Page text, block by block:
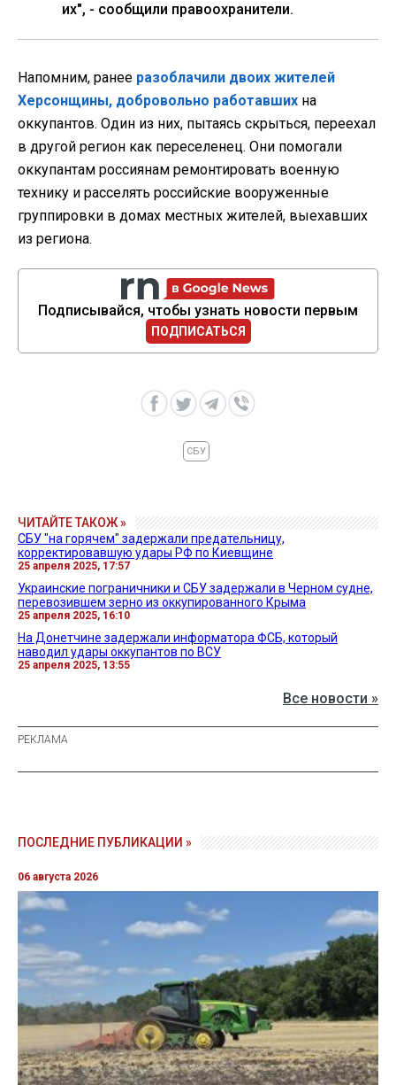
их", - сообщили правоохранители.
Напомним, ранее разоблачили двоих жителей
Херсонщины, добровольно работавших на
оккупантов. Один из них, пытаясь скрыться, переехал
в другой регион как переселенец. Они помогали
оккупантам россиянам ремонтировать военную
технику и расселять российские вооруженные
группировки в домах местных жителей, выехавших
из региона.
Подписывайся, чтобы узнать новости первым
ПОДПИСАТЬСЯ
СБУ
ЧИТАЙТЕ ТАКОЖ »
СБУ "на горячем" задержали предательницу,
корректировавшую удары РФ по Киевщине
25 апреля 2025, 17:57
Украинские пограничники и СБУ задержали в Черном судне,
перевозившем зерно из оккупированного Крыма
25 апреля 2025, 16:10
На Донетчине задержали информатора ФСБ, который
наводил удары оккупантов по ВСУ
25 апреля 2025, 13:55
Все новости »
ПОСЛЕДНИЕ ПУБЛИКАЦИИ »
06 августа 2026